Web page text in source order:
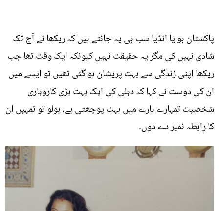
پاکستان ہو یا انڈیا سب ہی یہ جانتے ہیں کہ ریکھا نے آج تک
شادی نہیں کی مگر یہ حقیقت نہیں کیونکہ ایک وقت تھا جب
ریکھا اپنی زندگی سے بہت پریشان ہو گئی تھیں تو ایسے میں
ان کی دوست نے کہا کہ دہلی کی ایک بہت بڑی کاروباری
شخصیت تمہارے بارے میں بہت پوچھتی ہے، بولو تو تمہیں ان
کا رابطہ نمبر دے دوں۔